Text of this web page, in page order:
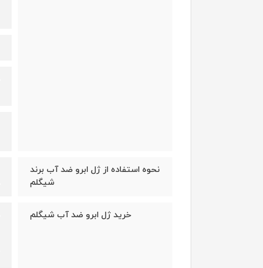
نحوه استفاده از ژل ابرو ضد آب برند
شیگلم
خرید ژل ابرو ضد آب شیگلم